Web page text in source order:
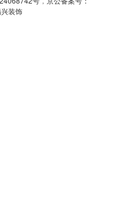
装饰